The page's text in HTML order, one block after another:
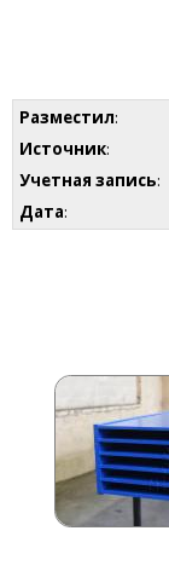
Разместил:
Источник:
Учетная запись:
Дата: